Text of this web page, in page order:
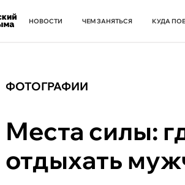
НОВОСТИ ЧЕМ ЗАНЯТЬСЯ КУДА
ФОТОГРАФИИ
Места силы:
отдыхать